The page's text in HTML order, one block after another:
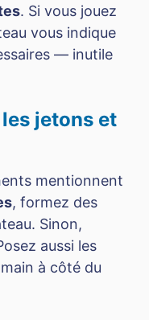
. Si vous jouez
vous indique
— inutile
jetons et
mentionnent
, formez des
Sinon,
aussi les
à côté du